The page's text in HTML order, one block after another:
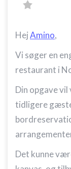
HejAmino,
Vi søger en
restaurant i
Din opgave
tidligere
Det kunne